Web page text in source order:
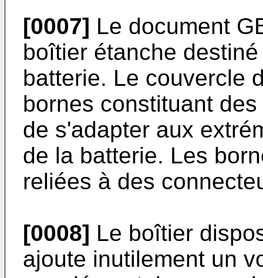
[0007] Le document
boîtier étanche
batterie. Le couvercle
bornes constituant
de s'adapter aux
de la batterie. Les
reliées à des
[0008] Le boîtier
ajoute inutilement un